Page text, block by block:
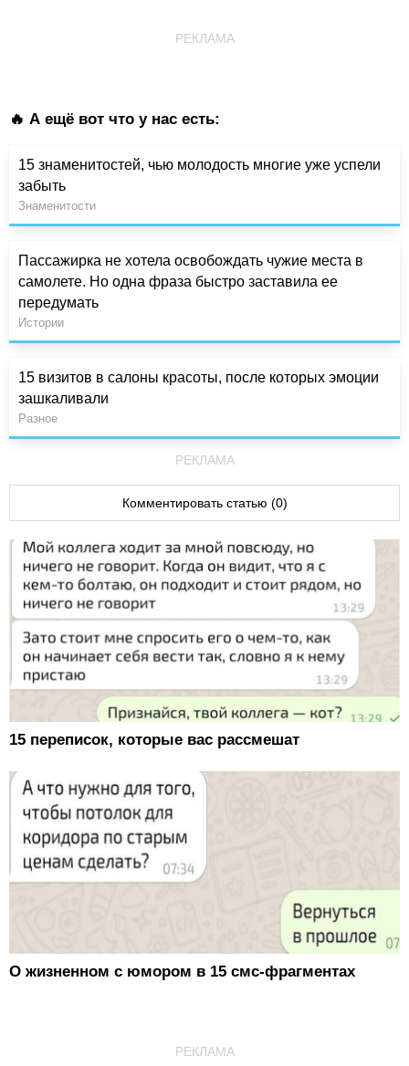
РЕКЛАМА
🔥 А ещё вот что у нас есть:
15 знаменитостей, чью молодость многие уже успели
забыть
Знаменитости
Пассажирка не хотела освобождать чужие места в
самолете. Но одна фраза быстро заставила ее
передумать
Истории
15 визитов в салоны красоты, после которых эмоции
зашкаливали
Разное
РЕКЛАМА
Комментировать статью (0)
15 переписок, которые вас рассмешат
О жизненном с юмором в 15 смс-фрагментах
РЕКЛАМА